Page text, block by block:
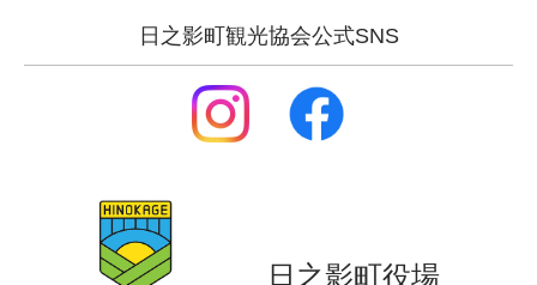
日之影町観光協会公式SNS
日之影町役場